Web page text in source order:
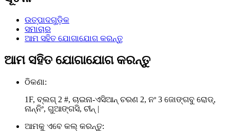
ଉତ୍ପାଦଗୁଡ଼ିକ
ସମାଚାର
ଆମ ସହିତ ଯୋଗାଯୋଗ କରନ୍ତୁ
ଆମ ସହିତ ଯୋଗାଯୋଗ କରନ୍ତୁ
ଠିକଣା:
1F, ବ୍ଲଗ୍ 2 #, ଚାଇନା-ଏସିଆନ୍ ଚରଣ 2, ନଂ 3 ଜୋଙ୍ଗବୁ ରୋଡ୍,
ନାନ୍ନିଂ, ଗୁଆଙ୍ଗସି, ଚୀନ୍ |
ଆମକୁ ଏବେ କଲ୍ କରନ୍ତୁ: